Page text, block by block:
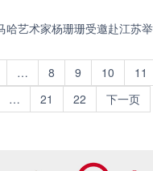
哈艺术家杨珊珊受邀赴江苏
… 8 9 10 11
… 21 22 下一页